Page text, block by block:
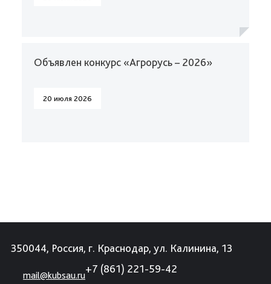
Объявлен конкурс «Агрорусь – 2026»
20 июля 2026
350044, Россия, г. Краснодар, ул. Калинина, 13
mail@kubsau.ru
+7 (861) 221-59-42